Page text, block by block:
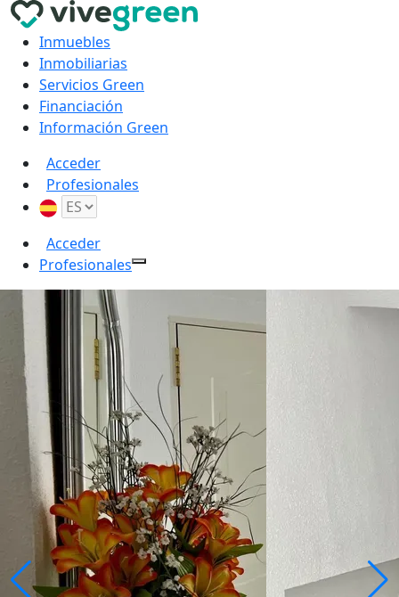
Inmuebles
Inmobiliarias
Servicios Green
Financiación
Información Green
Acceder
Profesionales
Acceder
Profesionales